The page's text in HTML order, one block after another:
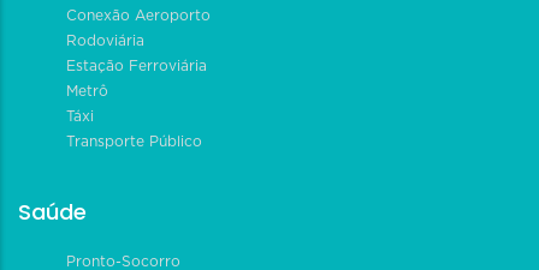
Conexão Aeroporto
Rodoviária
Estação Ferroviária
Metrô
Táxi
Transporte Público
Saúde
Pronto-Socorro